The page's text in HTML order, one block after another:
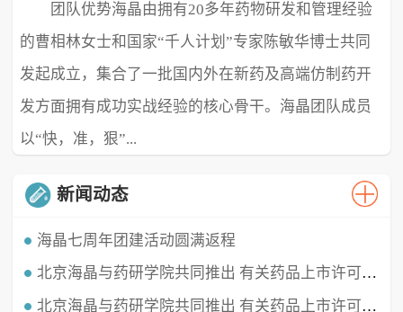
极致、超越” ...
团队优势海晶由拥有20多年药物研发和管理经验
的曹相林女士和国家“千人计划”专家陈敏华博士共同
发起成立，集合了一批国内外在新药及高端仿制药开
发方面拥有成功实战经验的核心骨干。海晶团队成员
以“快，准，狠”...
新闻动态
海晶七周年团建活动圆满返程
时光穿梭，白驹过隙，海晶已经七周岁啦！这七年我们携手同行，履践致远，砥砺深耕。值此海晶周年庆典之北京海晶与药研学院共同推出 有关药品上市许可持有人（MAH）的直播课程
北京海晶生物医药科技有限公司董事长兼总经理曹相林女士再次受邀做客药研学院直播间，对药品上市许可持有
北京海晶与药研学院共同推出 有关药品上市许可持有人（MAH）的直播课程